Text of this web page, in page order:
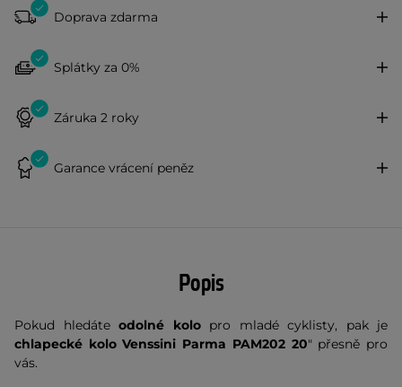
Doprava zdarma
Splátky za 0%
Záruka 2 roky
Garance vrácení peněz
Popis
Pokud hledáte odolné kolopro mladé cyklisty, pak je
chlapecké kolo Venssini Parma PAM202 20" přesně pro
vás.